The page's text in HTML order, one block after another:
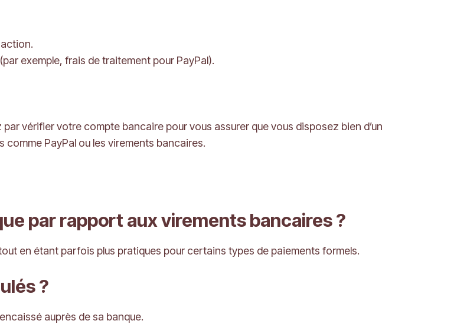
exemple, frais de traitement pour PayPal).
vérifier votre compte bancaire pour vous assurer que vous disposez bien d’un
PayPal ou les virements bancaires.
par rapport aux virements bancaires ?
en étant parfois plus pratiques pour certains types de paiements formels.
?
auprès de sa banque.